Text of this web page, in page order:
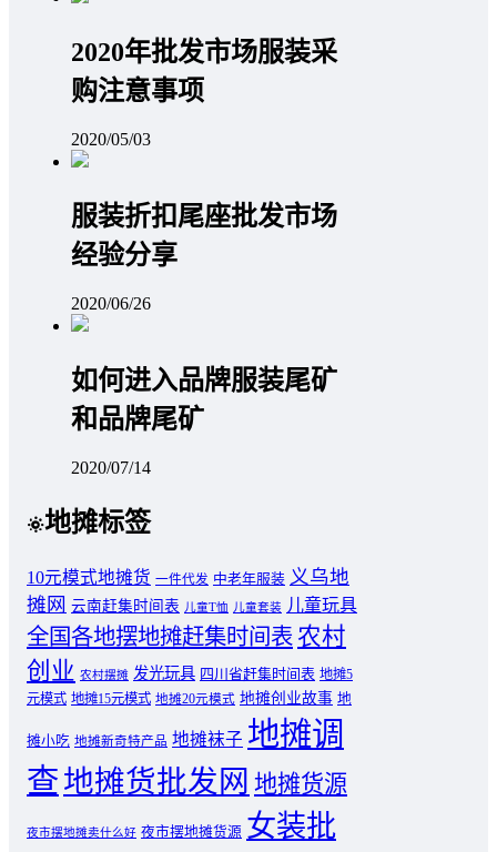
2020年批发市场服装采
购注意事项
2020/05/03
服装折扣尾座批发市场
经验分享
2020/06/26
如何进入品牌服装尾矿
和品牌尾矿
2020/07/14
地摊标签
10元模式地摊货 一件代发 中老年服装 义乌地
摊网 云南赶集时间表 儿童T恤 儿童套装 儿童玩具
全国各地摆地摊赶集时间表 农村
创业 农村摆摊 发光玩具 四川省赶集时间表 地摊5
元模式 地摊15元模式 地摊20元模式 地摊创业故事 地
摊小吃 地摊新奇特产品 地摊袜子 地摊调
查地摊货批发网 地摊货源
夜市摆地摊卖什么好 夜市摆地摊货源 女装批